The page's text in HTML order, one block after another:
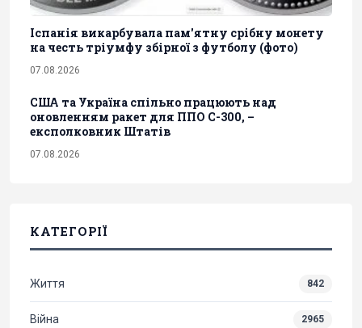
Іспанія викарбувала пам'ятну срібну монету
на честь тріумфу збірної з футболу (фото)
07.08.2026
США та Україна спільно працюють над
оновленням ракет для ППО С-300, –
експолковник Штатів
07.08.2026
КАТЕГОРІЇ
Життя 842
Війна 2965